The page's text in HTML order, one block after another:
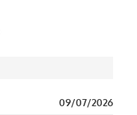
09/07/2026